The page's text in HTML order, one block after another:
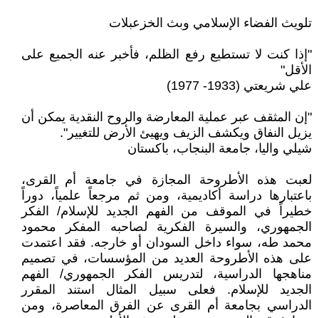
تلويث الفضاء الإسلامي وبث الخزعبلات
"إذا كنت لا تستطيع رفع الظلم، فأخبر عنه الجميع على
الأقل"
علي شريعتي (1933- 1977)
"إن المثقف عبر عملية المعارضة والروح النقدية يمكن أن
يزيل النفاق ويكشف الزيف ويهيئ الأرض للتغيير".
شيلي واليا، جامعة البنجاب، باكستان
لعبت هذه الأطروحة المجازة في جامعة أم القرى،
باعتبارها دراسة أكاديمية، ومن ثم مرجعاً علمياً، دوراً
خطيراً في الموقف من الفهم الجديد للإسلام/ الفكر
الجمهوري، والسيرة الفكرية لصاحبه المفكر محمود
محمد طه، سواء داخل السودان أو خارجه. فقد اعتمدت
على هذه الأطروحة العديد من المؤسسات، في تصميم
مناهجها الدراسية، لتدريس الفكر الجمهوري/ الفهم
الجديد للإسلام. فعلى سبيل المثال استند المقرر
الدراسي بجامعة أم القرى عن الفرق المعاصرة، ومن